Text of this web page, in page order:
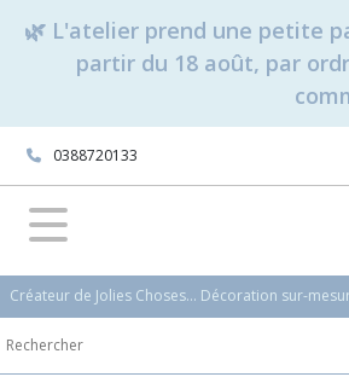
🌿 L'atelier prend une petite
partir du 18 août, par
0388720133
Créateur de Jolies Choses... Décoration sur-